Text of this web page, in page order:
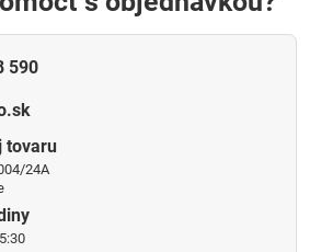
590
tovaru
24A